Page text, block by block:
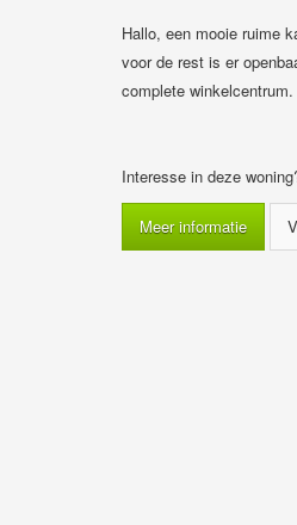
Hallo, een mooie ruime
voor de rest is er
complete
Interesse in deze
Meer informatie